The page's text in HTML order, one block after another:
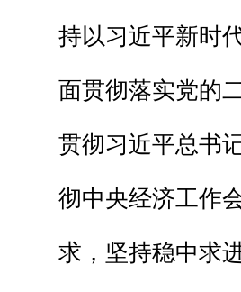
持以习近平新时
面贯彻落实党的
贯彻习近平总书
彻中央经济工作
求，坚持稳中求